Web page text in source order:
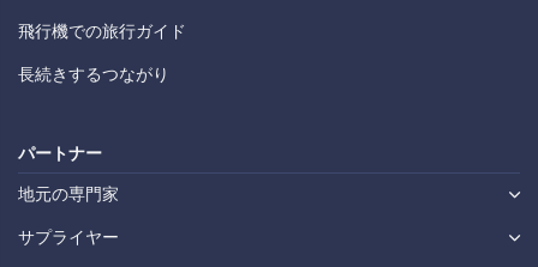
飛行機での旅行ガイド
長続きするつながり
パートナー
地元の専門家
サプライヤー